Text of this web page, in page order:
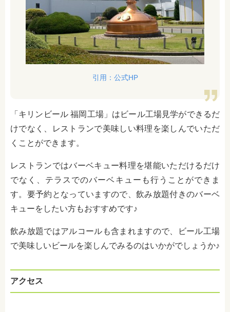
引用：公式HP
「キリンビール 福岡工場」はビール工場見学ができるだ
けでなく、レストランで美味しい料理を楽しんでいただ
くことができます。
レストランではバーベキュー料理を堪能いただけるだけ
でなく、テラスでのバーベキューも行うことができま
す。要予約となっていますので、飲み放題付きのバーベ
キューをしたい方もおすすめです♪
飲み放題ではアルコールも含まれますので、ビール工場
で美味しいビールを楽しんでみるのはいかがでしょうか♪
アクセス